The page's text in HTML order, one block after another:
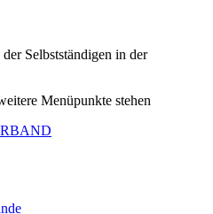
Selbstständigen in der
Menüpunkte stehen